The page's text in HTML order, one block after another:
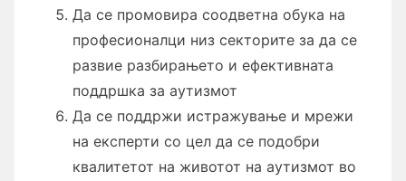
Да се ​​промовира соодветна обука на
професионалци низ секторите за да се
развие разбирањето и ефективната
поддршка за аутизмот
Да се ​​поддржи истражување и мрежи
на експерти со цел да се подобри
квалитетот на животот на аутизмот во